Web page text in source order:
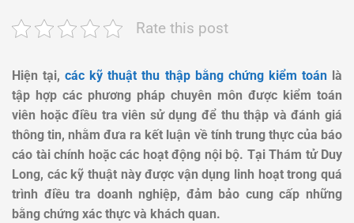
Rate this post
Hiện tại,các kỹ thuật thu thập bằng chứng kiểm toánlà
tập hợp các phương pháp chuyên môn được kiểm toán
viên hoặc điều tra viên sử dụng để thu thập và đánh giá
thông tin, nhằm đưa ra kết luận về tính trung thực của báo
cáo tài chính hoặc các hoạt động nội bộ. Tại Thám tử Duy
Long, các kỹ thuật này được vận dụng linh hoạt trong quá
trình điều tra doanh nghiệp, đảm bảo cung cấp những
bằng chứng xác thực và khách quan.